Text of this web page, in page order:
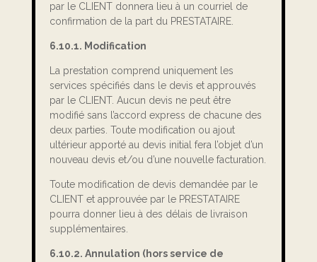
par le CLIENT donnera lieu à un courriel de
confirmation de la part du PRESTATAIRE.
6.10.1. Modification
La prestation comprend uniquement les
services spécifiés dans le devis et approuvés
par le CLIENT. Aucun devis ne peut être
modifié sans l’accord express de chacune des
deux parties. Toute modification ou ajout
ultérieur apporté au devis initial fera l’objet d’un
nouveau devis et/ou d’une nouvelle facturation.
Toute modification de devis demandée par le
CLIENT et approuvée par le PRESTATAIRE
pourra donner lieu à des délais de livraison
supplémentaires.
6.10.2. Annulation (hors service de